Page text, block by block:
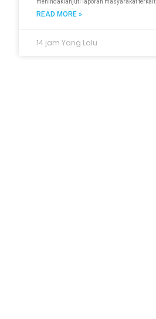
menindaklanjuti laporan masyarakat terkait
READ MORE »
14 jam Yang Lalu